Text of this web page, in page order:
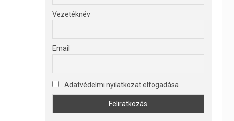
Vezetéknév
Email
Adatvédelmi nyilatkozat elfogadása